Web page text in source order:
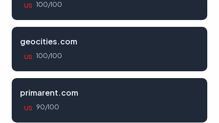
US 100/100
geocities.com
US 100/100
primarent.com
US 90/100